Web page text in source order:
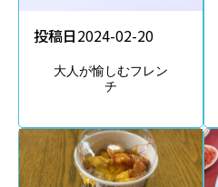
投稿日2024-02-20
大人が愉しむフレン
チ